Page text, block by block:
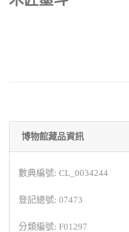
博物館藏品資訊
數典編號: CL_0034244
登記總號: 07473
分類編號: F01297